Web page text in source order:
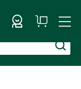
Logg inn
Handlekurv